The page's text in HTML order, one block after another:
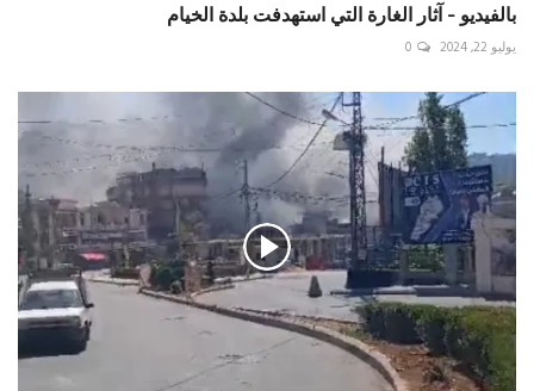
بالفيديو - آثار الغارة التي استهدفت بلدة الخيام
يوليو 22, 2024 0